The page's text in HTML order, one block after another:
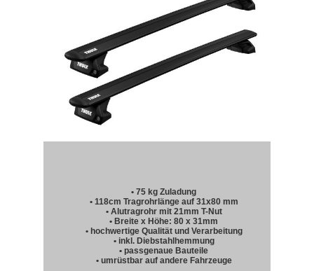
• 75 kg Zuladung
• 118cm Tragrohrlänge auf 31x80 mm
• Alutragrohr mit 21mm T-Nut
• Breite x Höhe: 80 x 31mm
• hochwertige Qualität und Verarbeitung
• inkl. Diebstahlhemmung
• passgenaue Bauteile
• umrüstbar auf andere Fahrzeuge